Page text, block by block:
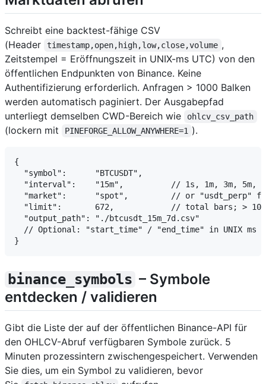
Schreibt eine backtest-fähige CSV
(Header
timestamp,open,high,low,close,volume ,
Zeitstempel = Eröffnungszeit in UNIX-ms UTC) von den
öffentlichen Endpunkten von Binance. Keine
Authentifizierung erforderlich. Anfragen > 1000 Balken
werden automatisch paginiert. Der Ausgabepfad
unterliegt demselben CWD-Bereich wie
ohlcv_csv_path
(lockern mit PINEFORGE_ALLOW_ANYWHERE=1 ).
{
  "symbol":      "BTCUSDT",
"interval":    "15m",          // 1s, 1m, 3m, 5m,
"market":      "spot",         // or "usdt_perp"
"limit":       672,            // total bars; >
  "output_path": "./btcusdt_15m_7d.csv"
// Optional: "start_time" / "end_time" in UNIX ms
binance_symbols – Symbole
entdecken / validieren
Gibt die Liste der auf der öffentlichen Binance-API für
den OHLCV-Abruf verfügbaren Symbole zurück. 5
Minuten prozessintern zwischengespeichert. Verwenden
Sie dies, um ein Symbol zu validieren, bevor